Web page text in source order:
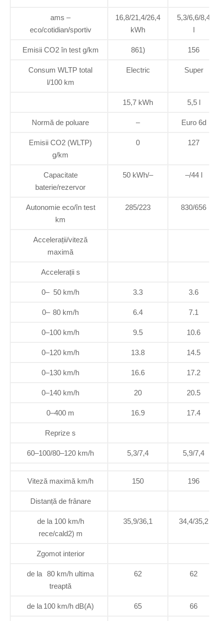
ams –
eco/cotidian/sportiv
16,8/21,4/26,4
kWh
5,3/6,6/8,4
l
Emisii CO2 în test g/km 861) 156
Consum WLTP total
l/100 km
Electric Super
15,7 kWh 5,5 l
Normă de poluare – Euro 6d
Emisii CO2 (WLTP)
g/km
0 127
Capacitate
baterie/rezervor
50 kWh/– –/44 l
Autonomie eco/în test
km
285/223 830/656
Accelerații/viteză
maximă
Accelerații s
0– 50 km/h 3.3 3.6
0– 80 km/h 6.4 7.1
0–100 km/h 9.5 10.6
0–120 km/h 13.8 14.5
0–130 km/h 16.6 17.2
0–140 km/h 20 20.5
0–400 m 16.9 17.4
Reprize s
60–100/80–120 km/h 5,3/7,4 5,9/7,4
Viteză maximă km/h 150 196
Distanță de frânare
de la 100 km/h
rece/cald2) m
35,9/36,1 34,4/35,2
Zgomot interior
de la 80 km/h ultima
treaptă
62 62
de la 100 km/h dB(A) 65 66